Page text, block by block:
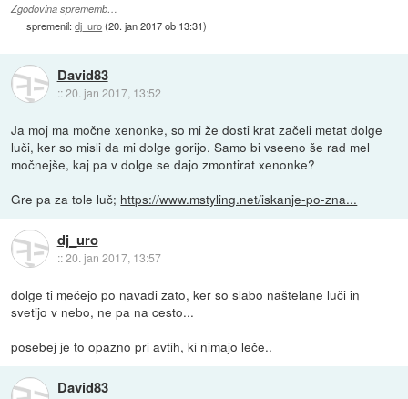
Zgodovina sprememb…
spremenil:dj_uro(20. jan 2017 ob 13:31)
David83
::20. jan 2017, 13:52
Ja moj ma močne xenonke, so mi že dosti krat začeli metat dolge
luči, ker so misli da mi dolge gorijo. Samo bi vseeno še rad mel
močnejše, kaj pa v dolge se dajo zmontirat xenonke?
Gre pa za tole luč; https://www.mstyling.net/iskanje-po-zna...
dj_uro
::20. jan 2017, 13:57
dolge ti mečejo po navadi zato, ker so slabo naštelane luči in
svetijo v nebo, ne pa na cesto...
posebej je to opazno pri avtih, ki nimajo leče..
David83